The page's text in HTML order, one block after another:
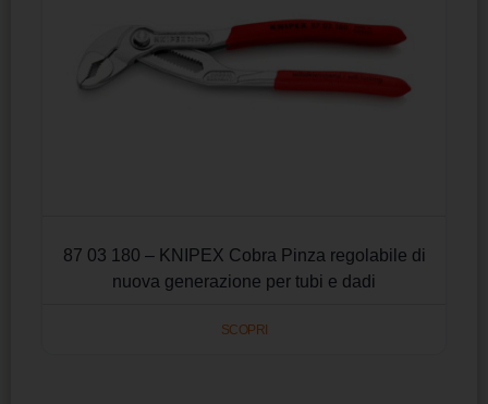
87 03 180 – KNIPEX Cobra Pinza regolabile di
nuova generazione per tubi e dadi
SCOPRI